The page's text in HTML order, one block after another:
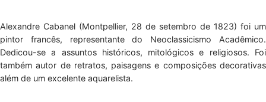
Alexandre Cabanel (Montpellier, 28 de setembro de 1823) foi um
pintor francês, representante do Neoclassicismo Acadêmico.
Dedicou-se a assuntos históricos, mitológicos e religiosos. Foi
também autor de retratos, paisagens e composições decorativas
além de um excelente aquarelista.